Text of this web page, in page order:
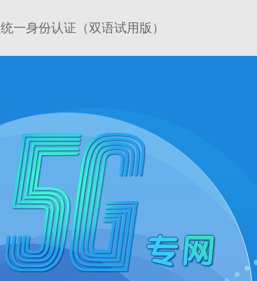
统一身份认证（双语试用版）